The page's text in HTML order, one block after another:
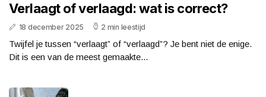
Verlaagt of verlaagd: wat is correct?
18 december 2025 2 min leestijd
Twijfel je tussen “verlaagt” of “verlaagd”? Je bent niet de enige.
Dit is een van de meest gemaakte...